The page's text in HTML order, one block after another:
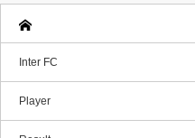
Inter FC
Player